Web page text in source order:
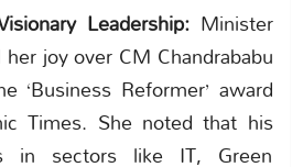
Leadership:Minister
joy over CM Chandrababu
‘Business Reformer’ award
Times. She noted that his
in sectors like IT, Green